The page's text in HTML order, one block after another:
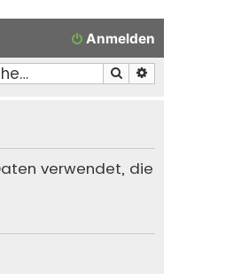
Anmelden
Suche
verwendet, die